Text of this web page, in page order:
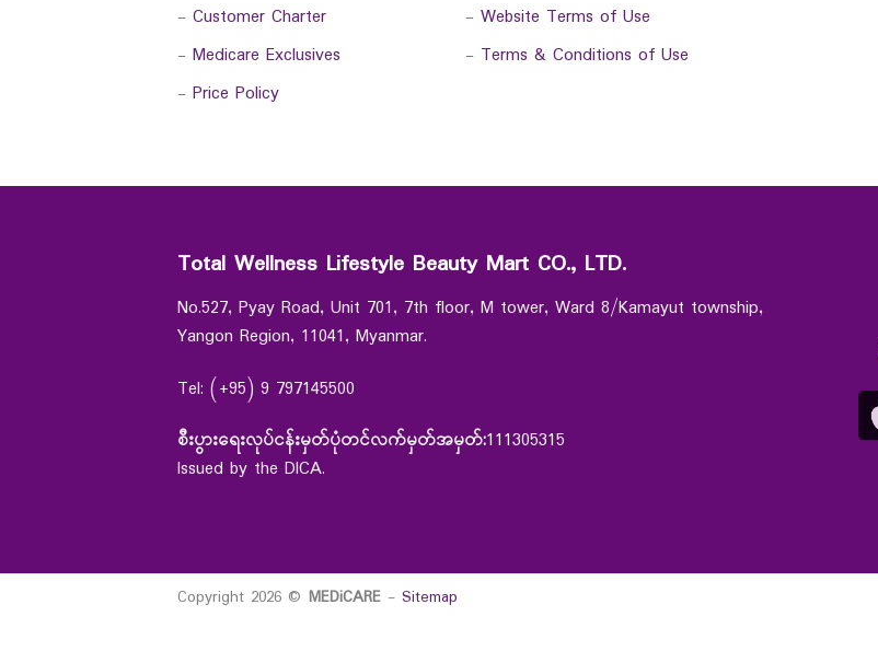
- Customer Charter
- Medicare Exclusives
- Price Policy
- Website Terms of Use
- Terms & Conditions of Use
Total Wellness Lifestyle Beauty Mart CO., LTD.
No.527, Pyay Road, Unit 701, 7th floor, M tower, Ward 8/Kamayut township,
Yangon Region, 11041, Myanmar.
Tel: (+95) 9 797145500
စီးပွားရေးလုပ်ငန်းမှတ်ပုံတင်လက်မှတ်အမှတ်:111305315
Issued by the DICA.
Copyright 2026 © MEDiCARE - Sitemap